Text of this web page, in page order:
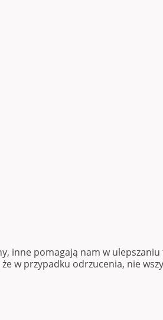
inne pomagają nam w
w przypadku odrzucenia, nie